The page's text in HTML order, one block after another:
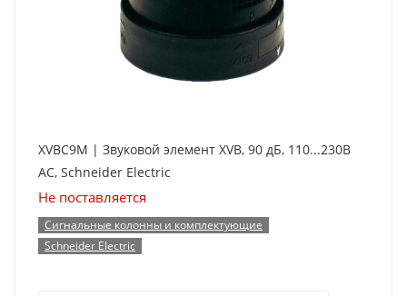
XVBC9M | Звуковой элемент XVB, 90 дБ, 110...230В
AC, Schneider Electric
Не поставляется
Сигнальные колонны и комплектующие
Schneider Electric